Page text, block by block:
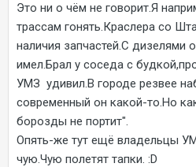
Это ни о чём не говорит.Я
трассам гонять.Краслера со
наличия запчастей.С дизелями
имел.Брал у соседа с
УМЗ удивил.В городе резвее
современный он какой-то.Но
борозды не портит".
Опять-же тут ещё владельцы
чую.Чую полетят тапки. :D